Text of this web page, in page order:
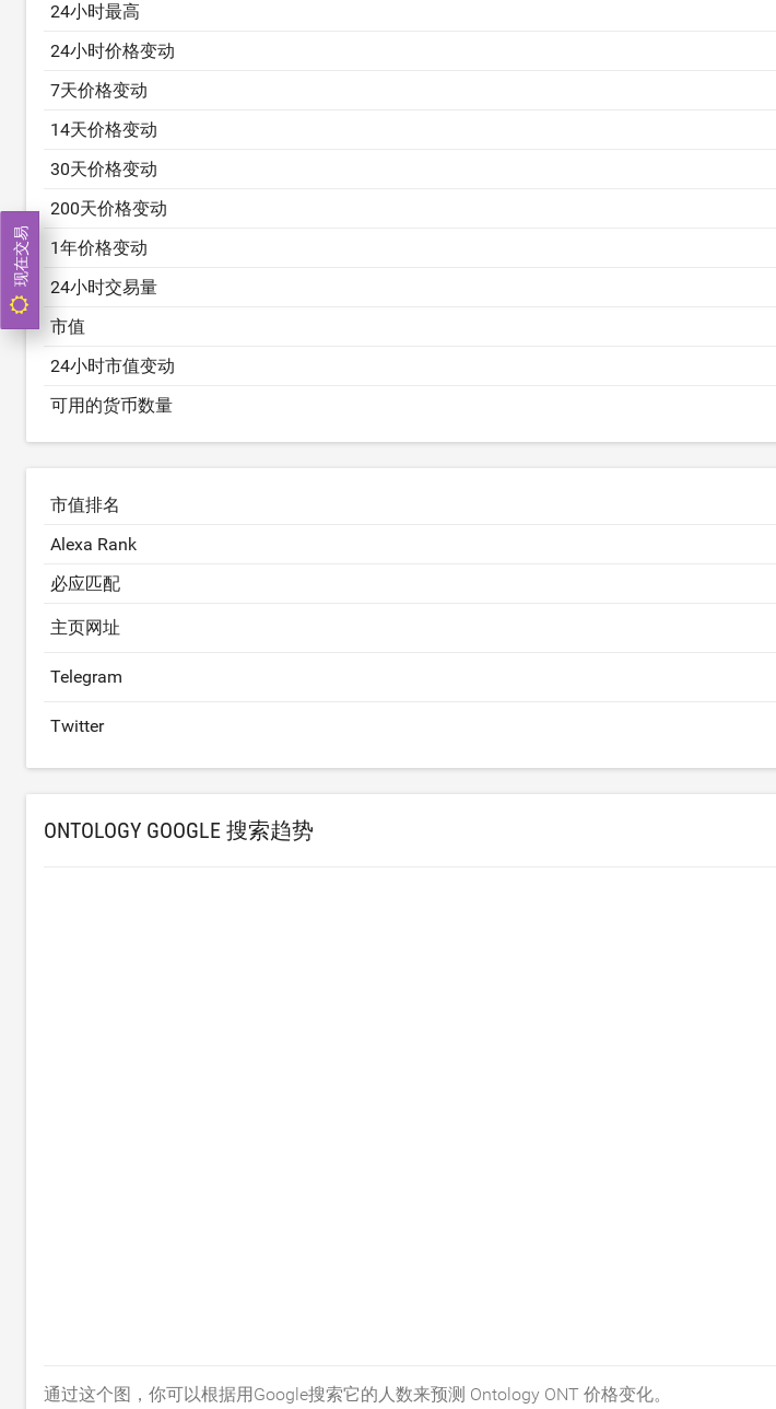
24小时最高
24小时价格变动
7天价格变动
14天价格变动
30天价格变动
200天价格变动
1年价格变动
24小时交易量
市值
24小时市值变动
可用的货币数量
市值排名
Alexa Rank
必应匹配
主页网址
Telegram
Twitter
ONTOLOGY GOOGLE 搜索趋势
通过这个图，你可以根据用Google搜索它的人数来预测 Ontology ONT 价格变化。
现在交易